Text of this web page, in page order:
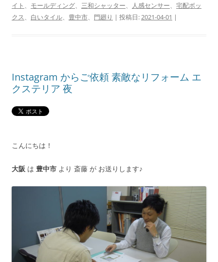
イト 、 モールディング、 三和シャッター、 人感センサー、 宅配ボッ
クス、 白いタイル、 豊中市、 門廻り | 投稿日:2021-04-01 |
Instagram からご依頼 素敵なリフォーム エ
クステリア 夜
こんにちは！
大阪 は 豊中市 より 斎藤 が お送りします♪